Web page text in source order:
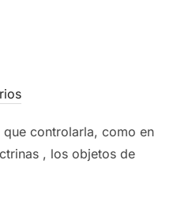
controlarla, como en
, los objetos de